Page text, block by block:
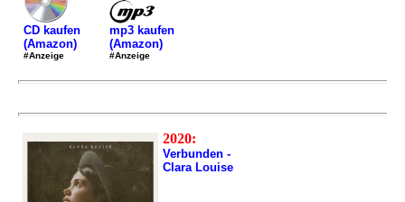
CD kaufen
(Amazon)
#Anzeige
mp3 kaufen
(Amazon)
#Anzeige
2020:
Verbunden -
Clara Louise